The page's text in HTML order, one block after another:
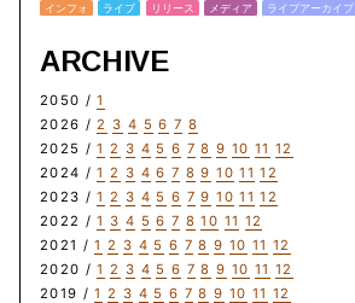
インフォ ライブ リリース メディア ライブアーカイブ
ARCHIVE
2050 /1
2026 /2 3 4 5 6 7 8
2025 /1 2 3 4 5 6 7 8 9 10 11 12
2024 /1 2 3 4 6 7 8 9 10 11 12
2023 /1 2 3 4 5 6 7 9 10 11 12
2022 /1 3 4 5 6 7 8 10 11 12
2021 /1 2 3 4 5 6 7 8 9 10 11 12
2020 /1 2 3 4 5 6 7 8 9 10 11 12
2019 /1 2 3 4 5 6 7 8 9 10 11 12